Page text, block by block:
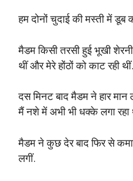
हम दोनों चुदाई की मस्ती में डूब
मैडम किसी तरसी हुई भूखी
थीं और मेरे होंठों को काट रही थीं.
दस मिनट बाद मैडम ने हार
मैं नशे में अभी भी धक्के लगा रहा
मैडम ने कुछ देर बाद फिर से
लगीं.